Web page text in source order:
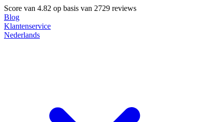
Score van 4.82 op basis van 2729 reviews
Blog
Klantenservice
Nederlands